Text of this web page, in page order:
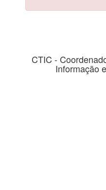
CTIC -
Informação